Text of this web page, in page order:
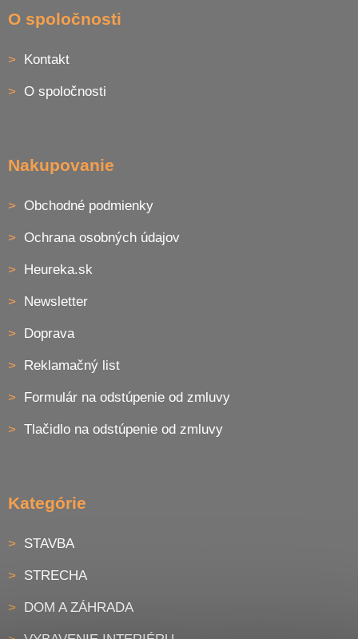
O spoločnosti
Kontakt
O spoločnosti
Nakupovanie
Obchodné podmienky
Ochrana osobných údajov
Heureka.sk
Newsletter
Doprava
Reklamačný list
Formulár na odstúpenie od zmluvy
Tlačidlo na odstúpenie od zmluvy
Kategórie
STAVBA
STRECHA
DOM A ZÁHRADA